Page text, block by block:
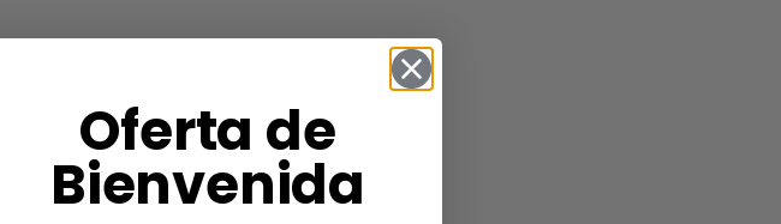
la epidermis.
Oferta de
Bienvenida